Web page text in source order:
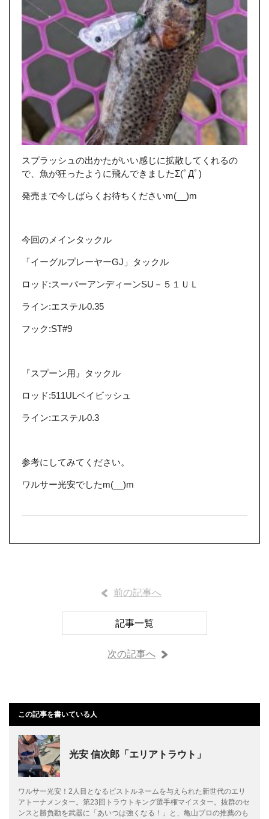
スプラッシュの出かたがいい感じに拡散してくれるの
で、魚が狂ったように飛んできましたΣ(ﾟДﾟ)
発売まで今しばらくお待ちくださいm(__)m
今回のメインタックル
「イーグルプレーヤーGJ」タックル
ロッド:スーパーアンディーンSU－５１ＵＬ
ライン:エステル0.35
フック:ST#9
『スプーン用』タックル
ロッド:511ULベイビッシュ
ライン:エステル0.3
参考にしてみてください。
ワルサー光安でしたm(__)m
前の記事へ
記事一覧
次の記事へ
この記事を書いている人
光安 信次郎「エリアトラウト」
ワルサー光安！2人目となるピストルネームを与えられた新世代のエリ
アトーナメンター。第23回トラウトキング選手権マイスター。抜群のセ
ンスと勝負勘を武器に「あいつは強くなる！」と、亀山プロの推薦のも